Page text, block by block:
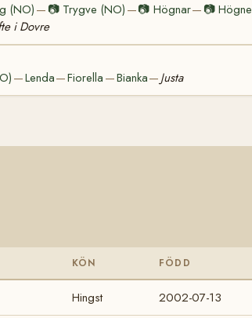
(NO)— 📷 Trygve (NO) —📷 Högnar— 📷Högne
i Dovre
—Lenda—Fiorella —Bianka—Justa
KÖN FÖDD
Hingst 2002-07-13